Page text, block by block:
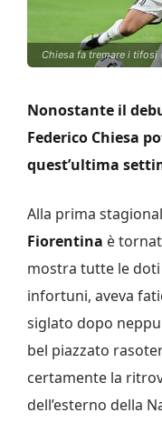
Chiesa fa tremare i tifosi
Nonostante il
Federico Chiesa
quest’ultima
Alla prima
Fiorentina è
mostra tutte le
infortuni, aveva
siglato dopo
bel piazzato
certamente la
dell’esterno della